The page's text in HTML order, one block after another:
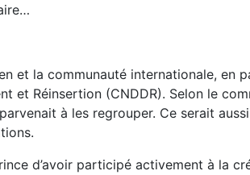
et la communauté internationale, en
et Réinsertion (CNDDR). Selon le
à les regrouper. Ce serait
d’avoir participé activement à la